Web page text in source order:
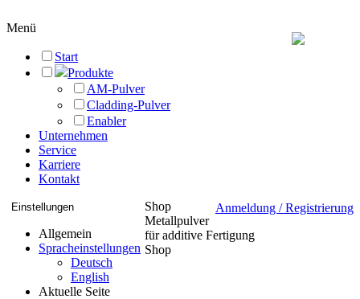
Menü
Start
Produkte
AM-Pulver
Cladding-Pulver
Enabler
Unternehmen
Service
Karriere
Kontakt
Anmeldung / Registrierung
Einstellungen
Allgemein
Spracheinstellungen
Deutsch
English
Aktuelle Seite
Shop
Metallpulver
für additive Fertigung
Shop